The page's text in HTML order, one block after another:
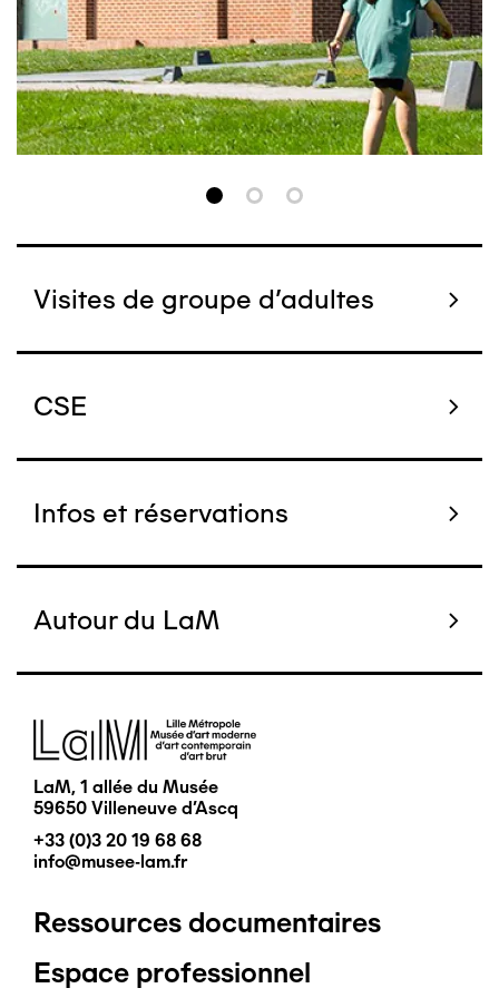
Visites de groupe d'adultes
CSE
Infos et réservations
Autour du LaM
Image
LaM, 1 allée du Musée
59650 Villeneuve d'Ascq
+33 (0)3 20 19 68 68
info@musee-lam.fr
Pied
Ressources documentaires
Espace professionnel